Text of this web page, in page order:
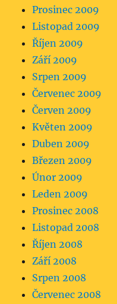
Prosinec 2009
Listopad 2009
Říjen 2009
Září 2009
Srpen 2009
Červenec 2009
Červen 2009
Květen 2009
Duben 2009
Březen 2009
Únor 2009
Leden 2009
Prosinec 2008
Listopad 2008
Říjen 2008
Září 2008
Srpen 2008
Červenec 2008